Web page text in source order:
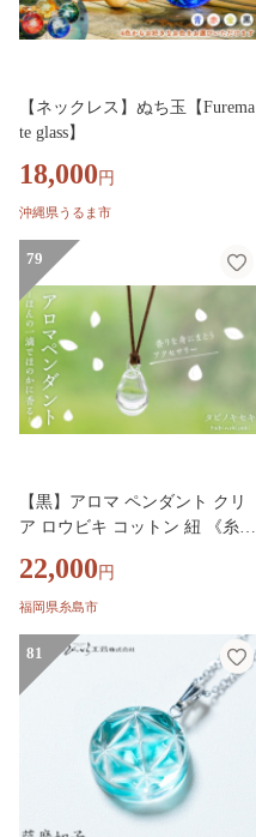
【ネックレス】ぬち玉【Furema
te glass】
18,000 円
沖縄県うるま市
79
【黒】アロマ ペンダント クリ
ア ロウビキ コットン 紐 《糸
-1]
22,000 円
福岡県糸島市
81